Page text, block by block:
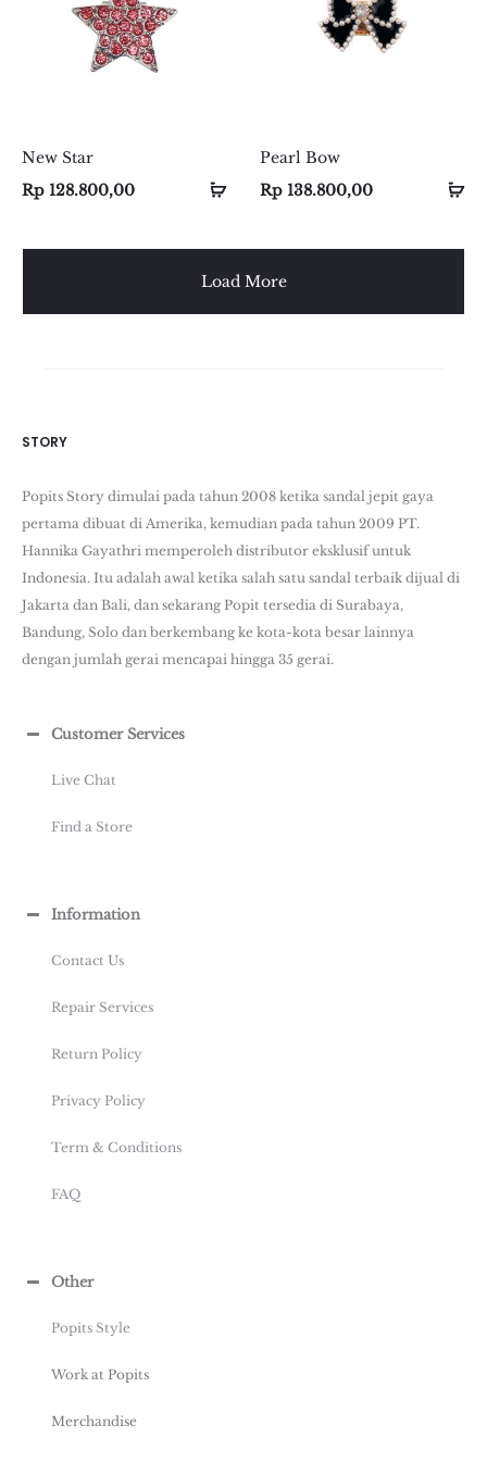
Select
New Star
Rp 128.800,00
Select
Pearl Bow
Rp 138.800,00
Load More
STORY
Popits Story dimulai pada tahun 2008 ketika sandal jepit gaya
pertama dibuat di Amerika, kemudian pada tahun 2009 PT.
Hannika Gayathri memperoleh distributor eksklusif untuk
Indonesia. Itu adalah awal ketika salah satu sandal terbaik dijual di
Jakarta dan Bali, dan sekarang Popit tersedia di Surabaya,
Bandung, Solo dan berkembang ke kota-kota besar lainnya
dengan jumlah gerai mencapai hingga 35 gerai.
Customer Services
Live Chat
Find a Store
Information
Contact Us
Repair Services
Return Policy
Privacy Policy
Term & Conditions
FAQ
Other
Popits Style
Work at Popits
Merchandise